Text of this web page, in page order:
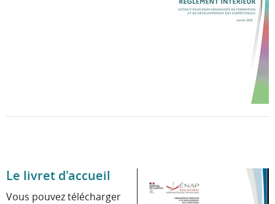
Le livret d'accueil
Vous pouvez télécharger